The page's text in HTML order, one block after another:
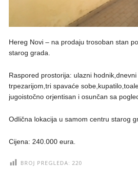
Hereg Novi – na prodaju trosoban stan
starog grada.
Raspored prostorija: ulazni
trpezarijom,tri spavaće
jugoistočno orjentisan i osunčan sa
Odlična lokacija u samom centru starog
Cijena: 240.000 eura.
BROJ PREGLEDA: 220